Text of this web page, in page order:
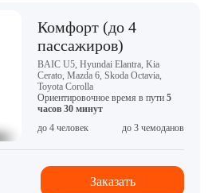
Комфорт (до 4
пассажиров)
BAIC U5, Hyundai Elantra, Kia
Cerato, Mazda 6, Skoda Octavia,
Toyota Corolla
Ориентировочное время в пути 5
часов 30 минут
до 4 человек
до 3 чемоданов
Заказать